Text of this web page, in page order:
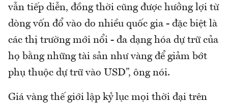
vẫn tiếp diễn, đồng thời cũng được hưởng lợi từ
dòng vốn đổ vào do nhiều quốc gia - đặc biệt là
các thị trường mới nổi - đa dạng hóa dự trữ của
họ bằng những tài sản như vàng để giảm bớt
phụ thuộc dự trữ vào USD”, ông nói.
Giá vàng thế giới lập kỷ lục mọi thời đại trên